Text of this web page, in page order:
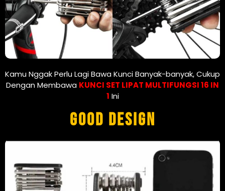
Kamu Nggak Perlu Lagi Bawa Kunci Banyak-banyak, Cukup
Dengan Membawa KUNCI SET LIPAT MULTIFUNGSI 16 IN
1 Ini
GOOD DESIGN